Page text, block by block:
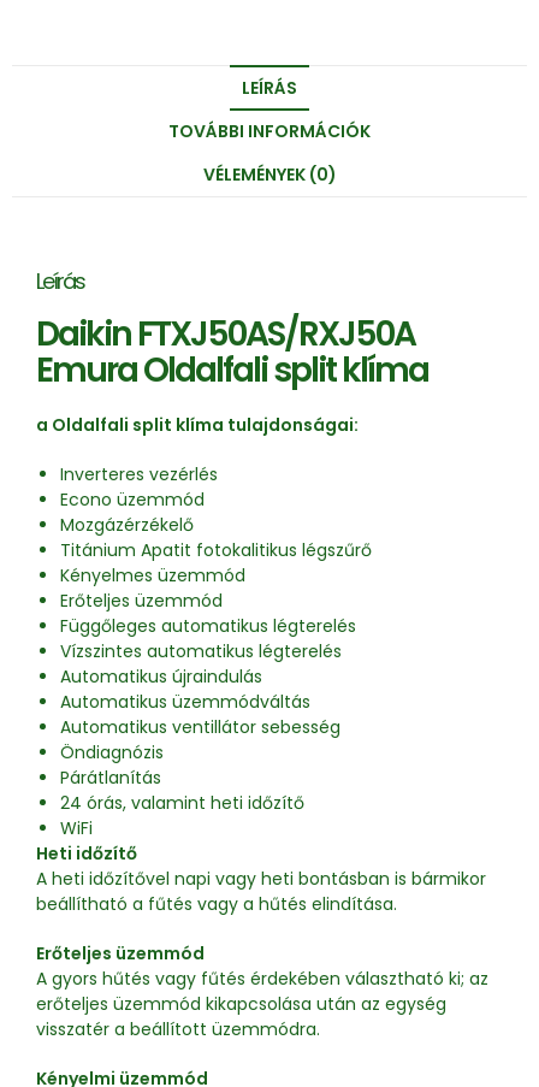
LEÍRÁS
TOVÁBBI INFORMÁCIÓK
VÉLEMÉNYEK (0)
Leírás
Daikin FTXJ50AS/RXJ50A
Emura Oldalfali split klíma
a Oldalfali split klíma tulajdonságai:
Inverteres vezérlés
Econo üzemmód
Mozgázérzékelő
Titánium Apatit fotokalitikus légszűrő
Kényelmes üzemmód
Erőteljes üzemmód
Függőleges automatikus légterelés
Vízszintes automatikus légterelés
Automatikus újraindulás
Automatikus üzemmódváltás
Automatikus ventillátor sebesség
Öndiagnózis
Párátlanítás
24 órás, valamint heti időzítő
WiFi
Heti időzítő
A heti időzítővel napi vagy heti bontásban is bármikor
beállítható a fűtés vagy a hűtés elindítása.
Erőteljes üzemmód
A gyors hűtés vagy fűtés érdekében választható ki; az
erőteljes üzemmód kikapcsolása után az egység
visszatér a beállított üzemmódra.
Kényelmi üzemmód